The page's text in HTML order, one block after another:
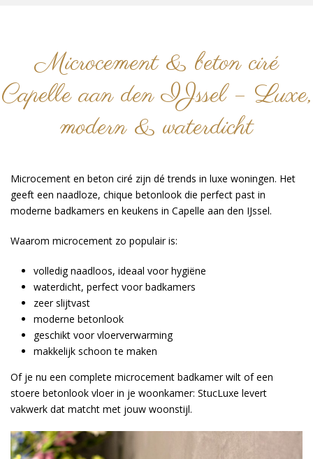
Microcement & beton ciré
Capelle aan den IJssel – Luxe,
modern & waterdicht
Microcement en beton ciré zijn dé trends in luxe woningen. Het
geeft een naadloze, chique betonlook die perfect past in
moderne badkamers en keukens in Capelle aan den IJssel.
Waarom microcement zo populair is:
volledig naadloos, ideaal voor hygiëne
waterdicht, perfect voor badkamers
zeer slijtvast
moderne betonlook
geschikt voor vloerverwarming
makkelijk schoon te maken
Of je nu een complete microcement badkamer wilt of een
stoere betonlook vloer in je woonkamer: StucLuxe levert
vakwerk dat matcht met jouw woonstijl.